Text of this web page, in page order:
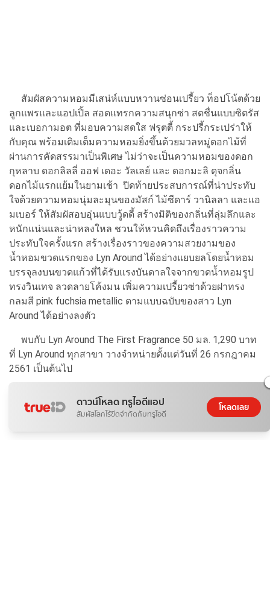
สัมผัสความหอมมีเสน่ห์แบบหวานซ่อนเปรี้ยว ท็อปโน้ตด้วย
ลูกแพรและแอปเปิ้ล สอดแทรกความสนุกซ่า สดชื่นแบบซิตรัส
และเบอกามอต ที่มอบความสดใส ฟรุตตี้ กระปรี้กระเปร่าให้
กับคุณ พร้อมเติมเต็มความหอมยิ่งขึ้นด้วยมวลหมู่ดอกไม้ที่
ผ่านการคัดสรรมาเป็นพิเศษ ไม่ว่าจะเป็นความหอมของดอก
กุหลาบ ดอกลิลลี่ ออฟ เดอะ วัลเลย์ และ ดอกมะลิ ดุจกลิ่น
ดอกไม้แรกแย้มในยามเช้า ปิดท้ายประสบการณ์ที่น่าประทับ
ใจด้วยความหอมนุ่มละมุนของมัสก์ ไม้ซีดาร์ วานิลลา และแอ
มเบอร์ ให้สัมผัสอบอุ่นแบบวู้ดดี้ สร้างมิติของกลิ่นที่ลุ่มลึกและ
หนักแน่นและน่าหลงใหล ชวนให้หวนคิดถึงเรื่องราวความ
ประทับใจครั้งแรก สร้างเรื่องราวของความสวยงามของ
น้ำหอมขวดแรกของ Lyn Around ได้อย่างแยบยลโดยน้ำหอม
บรรจุลงบนขวดแก้วที่ได้รับแรงบันดาลใจจากขวดน้ำหอมรูป
ทรงวินเทจ ลวดลายโค้งมน เพิ่มความเปรี้ยวซ่าด้วยฝาทรง
กลมสี pink fuchsia metallic ตามแบบฉบับของสาว Lyn
Around ได้อย่างลงตัว
พบกับ Lyn Around The First Fragrance 50 มล. 1,290 บาท
ที่ Lyn Around ทุกสาขา วางจำหน่ายตั้งแต่วันที่ 26 กรกฎาคม
2561 เป็นต้นไป
ดาวน์โหลด ทรูไอดีแอป
สัมผัสโลกไร้ขีดจำกัดกับทรูไอดี
โหลดเลย